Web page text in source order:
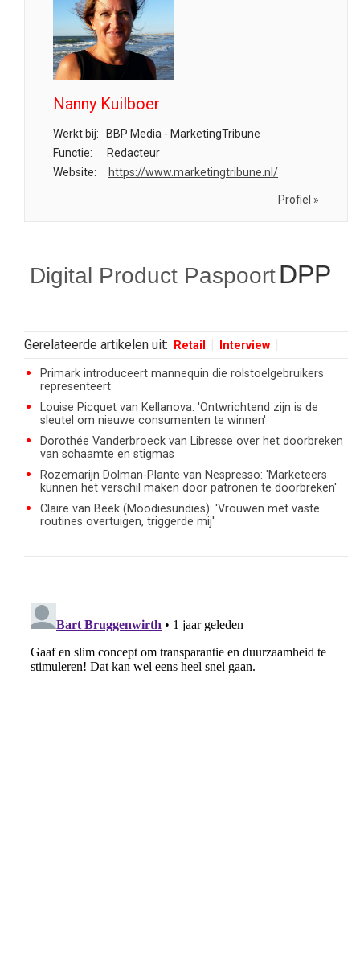
Nanny Kuilboer
Werkt bij:
BBP Media - MarketingTribune
Functie:
Redacteur
Website:
https://www.marketingtribune.nl/
Profiel »
Digital Product Paspoort DPP
Gerelateerde artikelen uit: Retail Interview
Primark introduceert mannequin die rolstoelgebruikers
representeert
Louise Picquet van Kellanova: 'Ontwrichtend zijn is de
sleutel om nieuwe consumenten te winnen'
Dorothée Vanderbroeck van Libresse over het doorbreken
van schaamte en stigmas
Rozemarijn Dolman-Plante van Nespresso: 'Marketeers
kunnen het verschil maken door patronen te doorbreken'
Claire van Beek (Moodiesundies): 'Vrouwen met vaste
routines overtuigen, triggerde mij'